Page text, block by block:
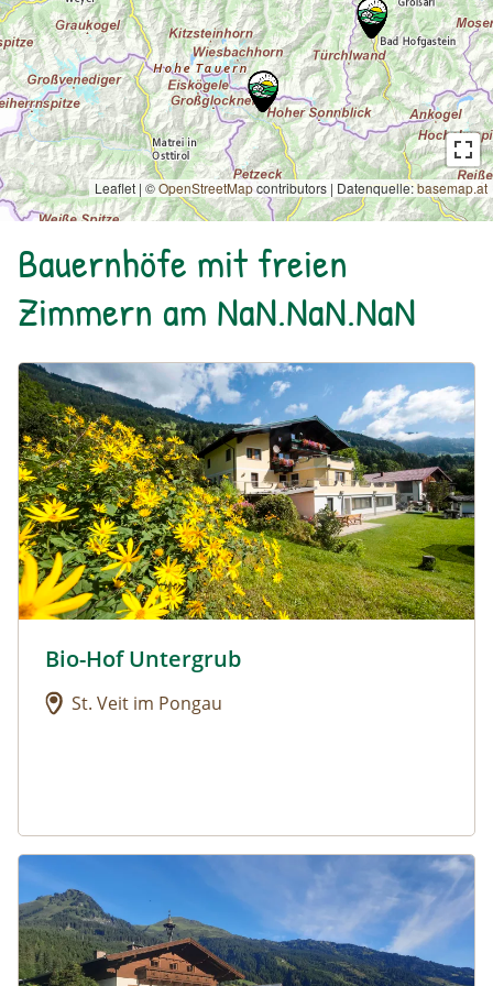
Leaflet | ©OpenStreetMapcontributors | Datenquelle:basemap.at
Bauernhöfe mit freien
Zimmern am NaN.NaN.NaN
Urlaub am Bauernhof: Bio-Hof Untergrub
Urlaub am Bauernhof: Bio-Hof Untergrub
Bio-Hof Untergrub
St. Veit im Pongau
Urlaub am Bauernhof: Biohof Maurachgut